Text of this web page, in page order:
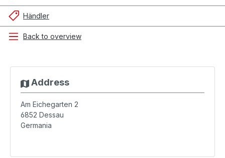
Händler
Back to overview
Address
Am Eichegarten 2
6852 Dessau
Germania